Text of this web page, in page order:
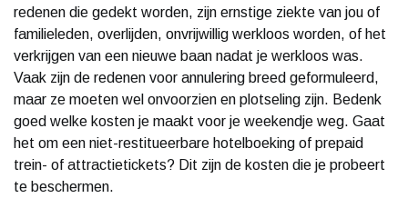
redenen die gedekt worden, zijn ernstige ziekte van jou of
familieleden, overlijden, onvrijwillig werkloos worden, of het
verkrijgen van een nieuwe baan nadat je werkloos was.
Vaak zijn de redenen voor annulering breed geformuleerd,
maar ze moeten wel onvoorzien en plotseling zijn. Bedenk
goed welke kosten je maakt voor je weekendje weg. Gaat
het om een niet-restitueerbare hotelboeking of prepaid
trein- of attractietickets? Dit zijn de kosten die je probeert
te beschermen.